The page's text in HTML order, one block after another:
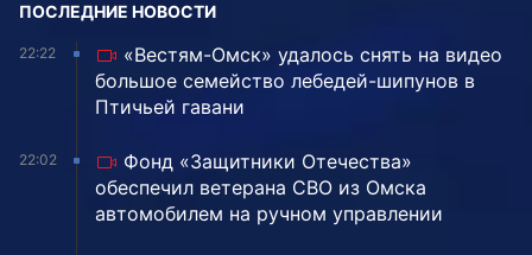
ПОСЛЕДНИЕ НОВОСТИ
22:22
«Вестям-Омск» удалось снять на видео
большое семейство лебедей-шипунов в
Птичьей гавани
22:02
Фонд «Защитники Отечества»
обеспечил ветерана СВО из Омска
автомобилем на ручном управлении